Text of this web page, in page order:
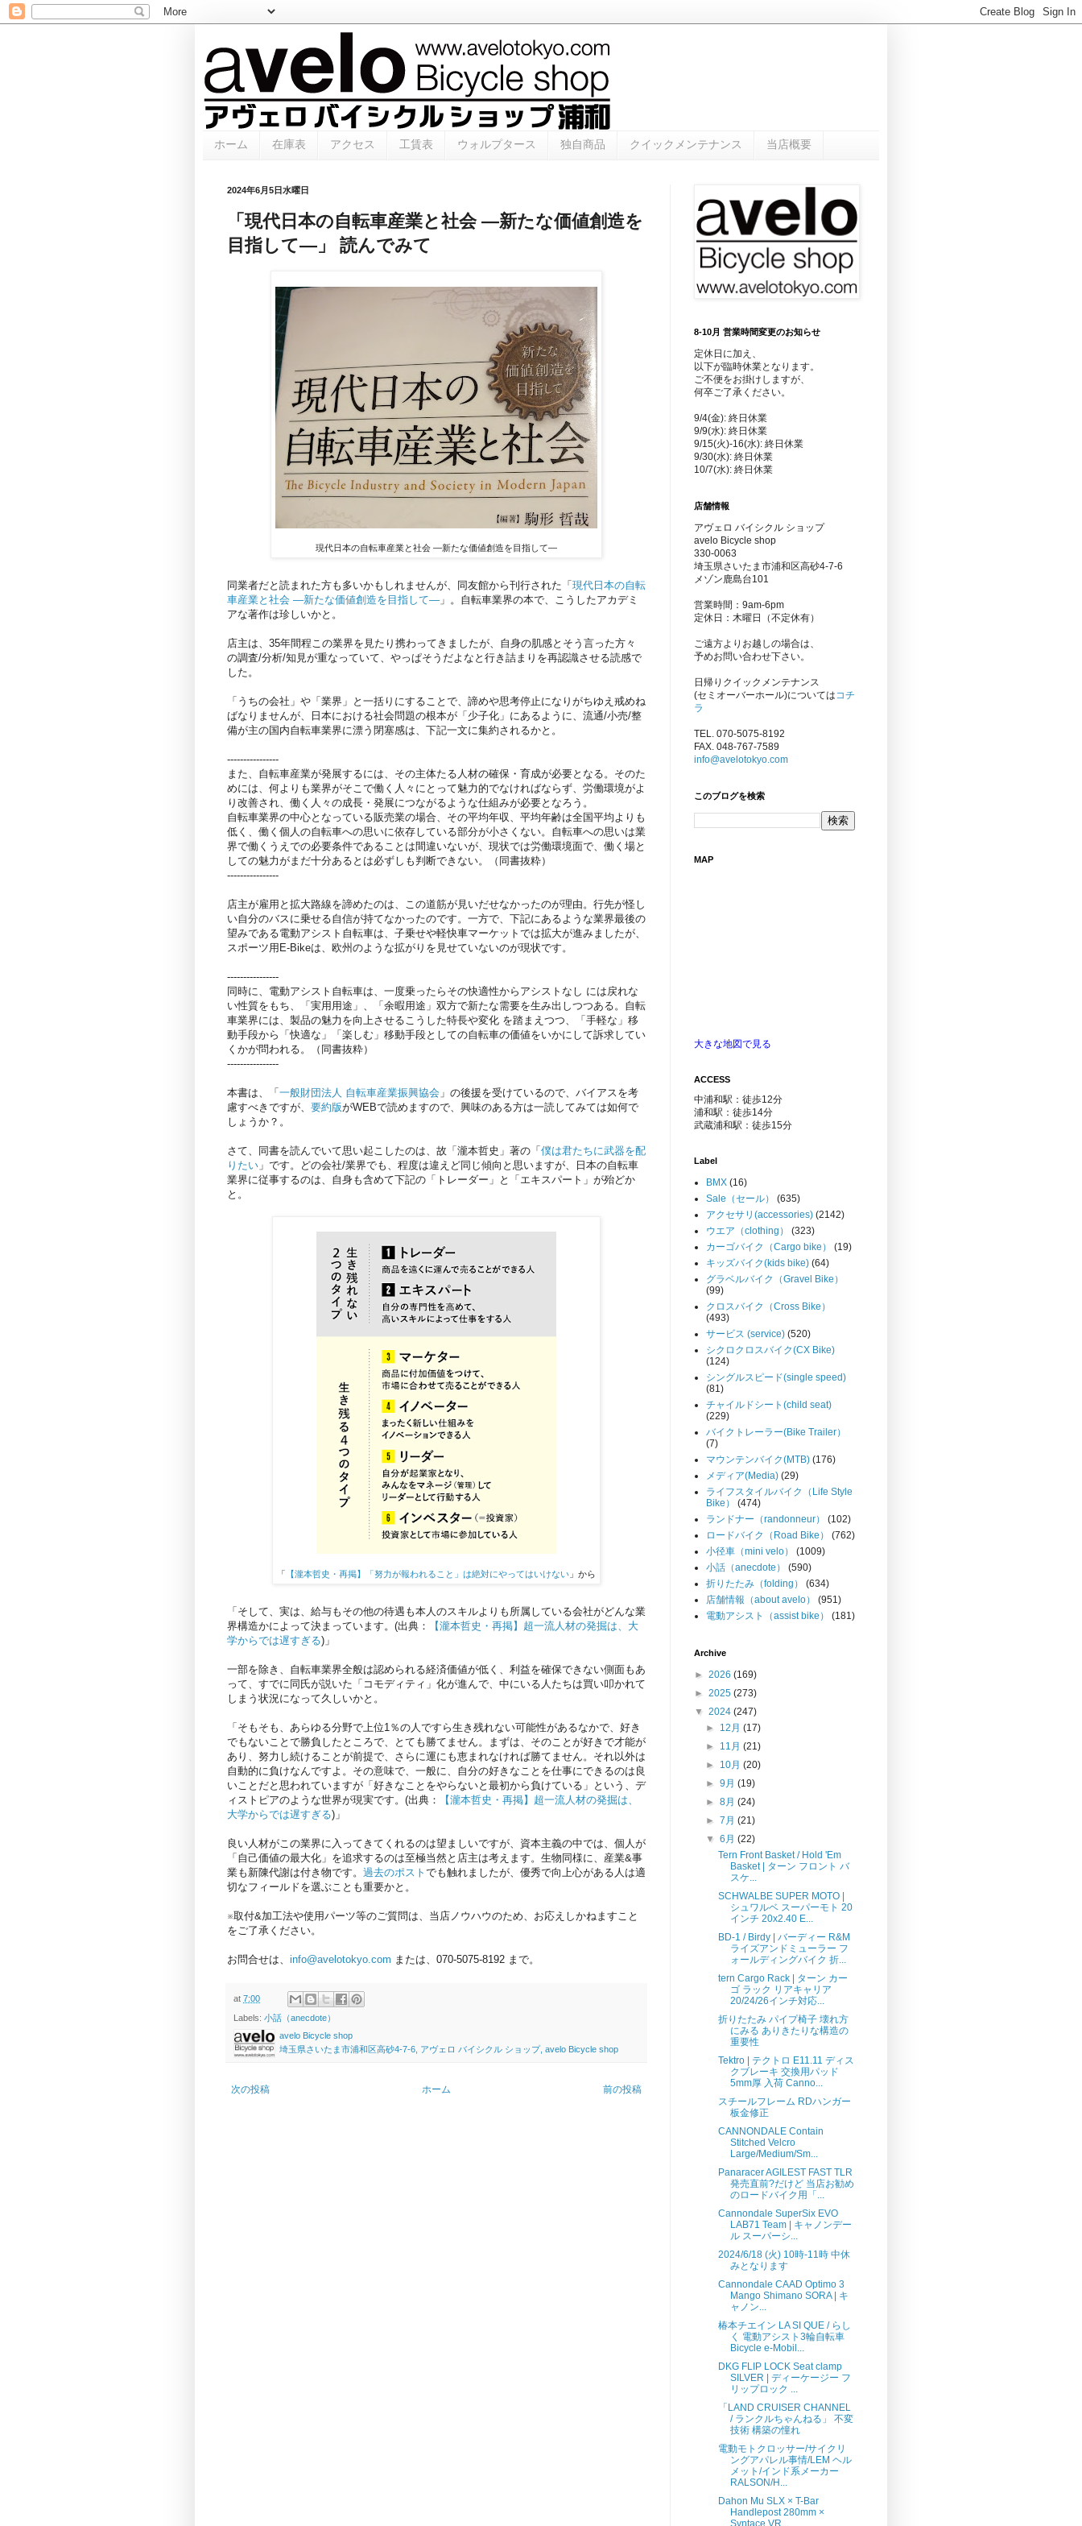
ホーム 在庫表 アクセス 工賃表 ウォルプタース 独自商品 クイックメンテナンス 当店概要
2024年6月5日水曜日
「現代日本の自転車産業と社会 ―新たな価値創造を
目指して―」 読んでみて
現代日本の自転車産業と社会 ―新たな価値創造を目指して―
同業者だと読まれた方も多いかもしれませんが、同友館から刊行された「 現代日本の自転
車産業と社会 ―新たな価値創造を目指して― 」。自転車業界の本で、こうしたアカデミ
アな著作は珍しいかと。
店主は、35年間程この業界を見たり携わってきましたが、自身の肌感とそう言った方々
の調査/分析/知見が重なっていて、やっぱそうだよなと行き詰まりを再認識させる読感で
した。
「うちの会社」や「業界」と一括りにすることで、諦めや思考停止になりがちゆえ戒めね
ばなりませんが、日本における社会問題の根本が「少子化」にあるように、流通/小売/整
備が主の国内自転車業界に漂う閉塞感は、下記一文に集約されるかと。
----------------
また、自転車産業が発展するには、その主体たる人材の確保・育成が必要となる。そのた
めには、何よりも業界がそこで働く人々にとって魅力的でなければならず、労働環境がよ
り改善され、働く人々の成長・発展につながるような仕組みが必要となろう。
自転車業界の中心となっている販売業の場合、その平均年収、平均年齢は全国平均よりも
低く、働く個人の自転車への思いに依存している部分が小さくない。自転車への思いは業
界で働くうえでの必要条件であることは間違いないが、現状では労働環境面で、働く場と
しての魅力がまだ十分あるとは必ずしも判断できない。（同書抜粋）
----------------
店主が雇用と拡大路線を諦めたのは、この道筋が見いだせなかったのが理由。行先が怪し
い自分のバスに乗せる自信が持てなかったのです。一方で、下記にあるような業界最後の
望みである電動アシスト自転車は、子乗せや軽快車マーケットでは拡大が進みましたが、
スポーツ用E-Bikeは、欧州のような拡がりを見せていないのが現状です。
----------------
同時に、電動アシスト自転車は、一度乗ったらその快適性からアシストなし には戻れな
い性質をもち、「実用用途」、「余暇用途」双方で新たな需要を生み出しつつある。自転
車業界には、製品の魅力を向上させるこうした特長や変化 を踏まえつつ、「手軽な」移
動手段から「快適な」「楽しむ」移動手段としての自転車の価値をいかにして訴求してい
くかが問われる。（同書抜粋）
----------------
本書は、「 一般財団法人 自転車産業振興協会 」の後援を受けているので、バイアスを考
慮すべきですが、 要約版がWEBで読めますので、興味のある方は一読してみては如何で
しょうか？。
さて、同書を読んでいて思い起こしたのは、故「瀧本哲史」著の「 僕は君たちに武器を配
りたい 」です。どの会社/業界でも、程度は違えど同じ傾向と思いますが、日本の自転車
業界に従事するのは、自身も含めて下記の「トレーダー」と「エキスパート」が殆どか
と。
「 【瀧本哲史・再掲】「努力が報われること」は絶対にやってはいけない 」から
「そして、実は、給与もその他の待遇も本人のスキルよりも所属している会社がどんな業
界構造かによって決まっています。(出典：
【瀧本哲史・再掲】超一流人材の発掘は、大
学からでは遅すぎる)」
一部を除き、自転車業界全般は認められる経済価値が低く、利益を確保できない側面もあ
って、すでに同氏が説いた「コモディティ」化が進んで、中にいる人たちは買い叩かれて
しまう状況になって久しいかと。
「そもそも、あらゆる分野で上位1％の人ですら生き残れない可能性があるなかで、好き
でもないことで勝負したところで、とても勝てません。まずは、そのことが好きで才能が
あり、努力し続けることが前提で、さらに運にも恵まれなければ勝てません。それ以外は
自動的に負けなんですよ。その意味で、一般に、自分の好きなことを仕事にできるのは良
いことだと思われていますが「好きなことをやらないと最初から負けている」という、デ
ィストピアのような世界が現実です。(出典：
【瀧本哲史・再掲】超一流人材の発掘は、
大学からでは遅すぎる)」
良い人材がこの業界に入ってきてくれるのは望ましいですが、資本主義の中では、個人が
「自己価値の最大化」を追求するのは至極当然と店主は考えます。生物同様に、産業&事
業も新陳代謝は付き物です。 過去のポスト でも触れましたが、優秀で向上心がある人は適
切なフィールドを選ぶことも重要かと。
※取付&加工法や使用パーツ等のご質問は、当店ノウハウのため、お応えしかねますこと
をご了承ください。
お問合せは、 info@avelotokyo.com または、070-5075-8192 まで。
at 7:00
Labels: 小話（anecdote）
avelo Bicycle shop
埼玉県さいたま市浦和区高砂4-7-6, アヴェロ バイシクル ショップ, avelo Bicycle shop
次の投稿 前の投稿
ホーム
8-10月 営業時間変更のお知らせ
定休日に加え、
以下が臨時休業となります。
ご不便をお掛けしますが、
何卒ご了承ください。
9/4(金): 終日休業
9/9(水): 終日休業
9/15(火)-16(水): 終日休業
9/30(水): 終日休業
10/7(水): 終日休業
店舗情報
アヴェロ バイシクル ショップ
avelo Bicycle shop
330-0063
埼玉県さいたま市浦和区高砂4-7-6
メゾン鹿島台101
営業時間：9am-6pm
定休日：木曜日（不定休有）
ご遠方よりお越しの場合は、
予めお問い合わせ下さい。
日帰りクイックメンテナンス
(セミオーバーホール)については コチ
ラ
TEL. 070-5075-8192
FAX. 048-767-7589
info@avelotokyo.com
このブログを検索
MAP
大きな地図で見る
ACCESS
中浦和駅：徒歩12分
浦和駅：徒歩14分
武蔵浦和駅：徒歩15分
Label
BMX (16)
Sale（セール）
(635)
アクセサリ(accessories) (2142)
ウエア（clothing）
(323)
カーゴバイク（Cargo bike）
(19)
キッズバイク(kids bike) (64)
グラベルバイク（Gravel Bike）
(99)
クロスバイク（Cross Bike）
(493)
サービス (service) (520)
シクロクロスバイク(CX Bike)
(124)
シングルスピード(single speed)
(81)
チャイルドシート(child seat)
(229)
バイクトレーラー(Bike Trailer）
(7)
マウンテンバイク(MTB) (176)
メディア(Media) (29)
ライフスタイルバイク（Life Style
Bike）
(474)
ランドナー（randonneur）
(102)
ロードバイク（Road Bike）
(762)
小径車（mini velo）
(1009)
小話（anecdote）
(590)
折りたたみ（folding）
(634)
店舗情報（about avelo）
(951)
電動アシスト（assist bike）
(181)
Archive
► 2026 (169)
► 2025 (273)
▼ 2024 (247)
► 12月(17)
► 11月(21)
► 10月(20)
►9月(19)
►8月(24)
►7月(21)
▼6月(22)
Tern Front Basket / Hold 'Em
Basket | ターン フロント バ
スケ...
SCHWALBE SUPER MOTO |
シュワルベ スーパーモト 20
インチ 20x2.40 E...
BD-1 / Birdy | バーディー R&M
ライズアンドミューラー フ
ォールディングバイク 折...
tern Cargo Rack | ターン カー
ゴ ラック リアキャリア
20/24/26インチ対応...
折りたたみ パイプ椅子 壊れ方
にみる ありきたりな構造の
重要性
Tektro | テクトロ E11.11 ディス
クブレーキ 交換用パッド
5mm厚 入荷 Canno...
スチールフレーム RDハンガー
板金修正
CANNONDALE Contain
Stitched Velcro
Large/Medium/Sm...
Panaracer AGILEST FAST TLR
発売直前?だけど 当店お勧め
のロードバイク用「...
Cannondale SuperSix EVO
LAB71 Team | キャノンデー
ル スーパーシ...
2024/6/18 (火) 10時-11時 中休
みとなります
Cannondale CAAD Optimo 3
Mango Shimano SORA | キ
ャノン...
椿本チエイン LA SI QUE / らし
く 電動アシスト3輪自転車
Bicycle e-Mobil...
DKG FLIP LOCK Seat clamp
SILVER | ディーケージー フ
リップロック ...
「LAND CRUISER CHANNEL
/ ランクルちゃんねる」 不変
技術 構築の憧れ
電動モトクロッサー/サイクリ
ングアパレル事情/LEM ヘル
メット/インド系メーカー
RALSON/H...
Dahon Mu SLX × T-Bar
Handlepost 280mm ×
Syntace VR...